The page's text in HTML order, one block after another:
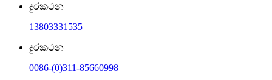
දුරකථන
13803331535
දුරකථන
0086-(0)311-85660998